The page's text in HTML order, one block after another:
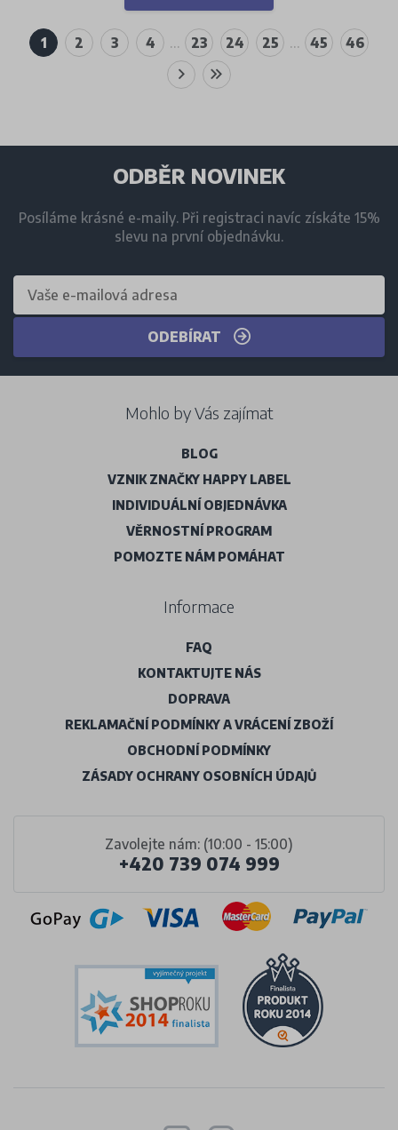
1 2 3 4 … 23 24 25 … 45 46
ODBĚR NOVINEK
Posíláme krásné e-maily. Při registraci navíc získáte 15%
slevu na první objednávku.
ODEBÍRAT
Zavolejte nám: (10:00 - 15:00)
+420 739 074 999
Mohlo by Vás zajímat
BLOG
VZNIK ZNAČKY HAPPY LABEL
INDIVIDUÁLNÍ OBJEDNÁVKA
VĚRNOSTNÍ PROGRAM
POMOZTE NÁM POMÁHAT
Informace
FAQ
KONTAKTUJTE NÁS
DOPRAVA
REKLAMAČNÍ PODMÍNKY A VRÁCENÍ ZBOŽÍ
OBCHODNÍ PODMÍNKY
ZÁSADY OCHRANY OSOBNÍCH ÚDAJŮ